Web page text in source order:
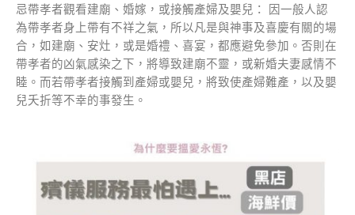
忌帶孝者觀看建廟、婚嫁，或接觸產婦及嬰兒： 因一般人認
為帶孝者身上帶有不祥之氣，所以凡是與神事及喜慶有關的場
合，如建廟、安灶，或是婚禮、喜宴，都應避免參加。否則在
帶孝者的凶氣感染之下，將導致建廟不靈，或新婚夫妻感情不
睦。而若帶孝者接觸到產婦或嬰兒，將致使產婦難產，以及嬰
兒夭折等不幸的事發生。